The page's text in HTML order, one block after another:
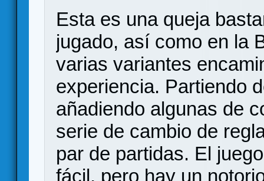
Esta es una queja
jugado, así como en la
varias variantes
experiencia. Partiendo
añadiendo algunas de
serie de cambio de
par de partidas. El
fácil, pero hay un